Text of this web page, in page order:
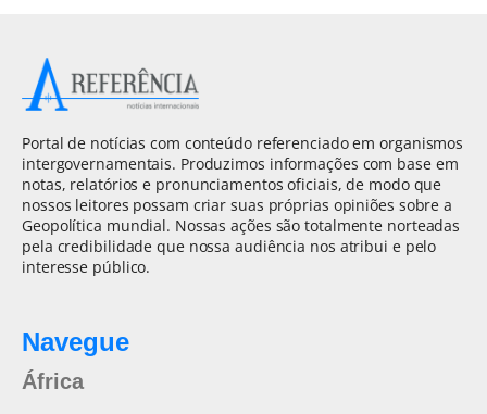
Portal de notícias com conteúdo referenciado em organismos
intergovernamentais. Produzimos informações com base em
notas, relatórios e pronunciamentos oficiais, de modo que
nossos leitores possam criar suas próprias opiniões sobre a
Geopolítica mundial. Nossas ações são totalmente norteadas
pela credibilidade que nossa audiência nos atribui e pelo
interesse público.
Navegue
África